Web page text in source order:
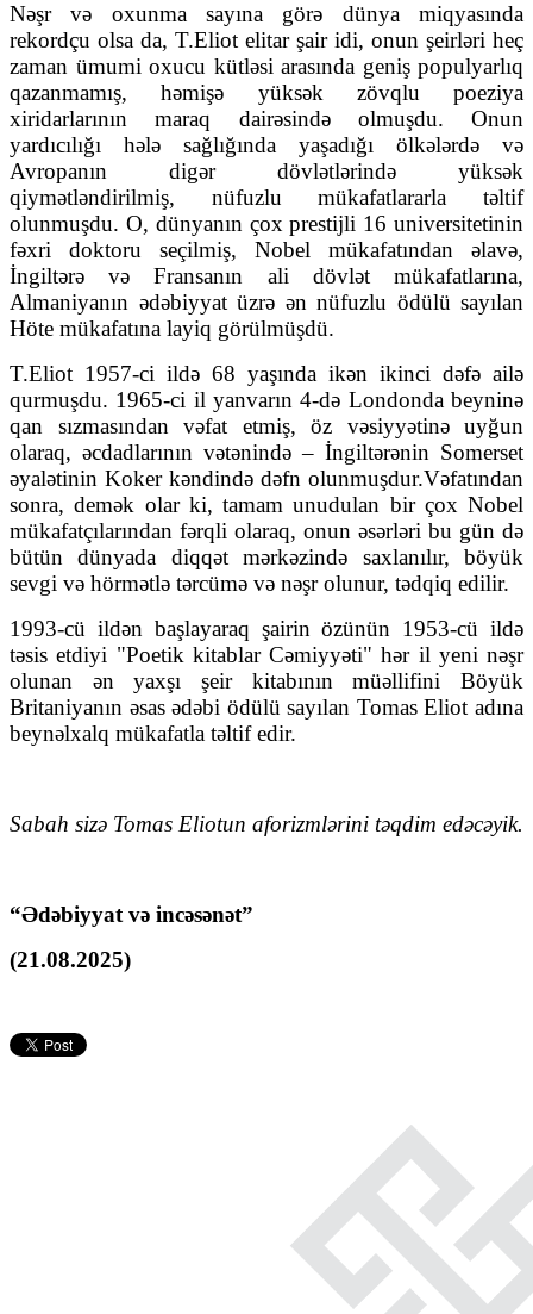
Nəşr və oxunma sayına görə dünya miqyasında
rekordçu olsa da, T.Eliot elitar şair idi, onun şeirləri heç
zaman ümumi oxucu kütləsi arasında geniş populyarlıq
qazanmamış, həmişə yüksək zövqlu poeziya
xiridarlarının maraq dairəsində olmuşdu. Onun
yardıcılığı hələ sağlığında yaşadığı ölkələrdə və
Avropanın digər dövlətlərində yüksək
qiymətləndirilmiş, nüfuzlu mükafatlararla təltif
olunmuşdu. O, dünyanın çox prestijli 16 universitetinin
fəxri doktoru seçilmiş, Nobel mükafatından əlavə,
İngiltərə və Fransanın ali dövlət mükafatlarına,
Almaniyanın ədəbiyyat üzrə ən nüfuzlu ödülü sayılan
Höte mükafatına layiq görülmüşdü.
T.Eliot 1957-ci ildə 68 yaşında ikən ikinci dəfə ailə
qurmuşdu. 1965-ci il yanvarın 4-də Londonda beyninə
qan sızmasından vəfat etmiş, öz vəsiyyətinə uyğun
olaraq, əcdadlarının vətənində – İngiltərənin Somerset
əyalətinin Koker kəndində dəfn olunmuşdur.Vəfatından
sonra, demək olar ki, tamam unudulan bir çox Nobel
mükafatçılarından fərqli olaraq, onun əsərləri bu gün də
bütün dünyada diqqət mərkəzində saxlanılır, böyük
sevgi və hörmətlə tərcümə və nəşr olunur, tədqiq edilir.
1993-cü ildən başlayaraq şairin özünün 1953-cü ildə
təsis etdiyi "Poetik kitablar Cəmiyyəti" hər il yeni nəşr
olunan ən yaxşı şeir kitabının müəllifini Böyük
Britaniyanın əsas ədəbi ödülü sayılan Tomas Eliot adına
beynəlxalq mükafatla təltif edir.
Sabah sizə Tomas Eliotun aforizmlərini təqdim edəcəyik.
“Ədəbiyyat və incəsənət”
(21.08.2025)